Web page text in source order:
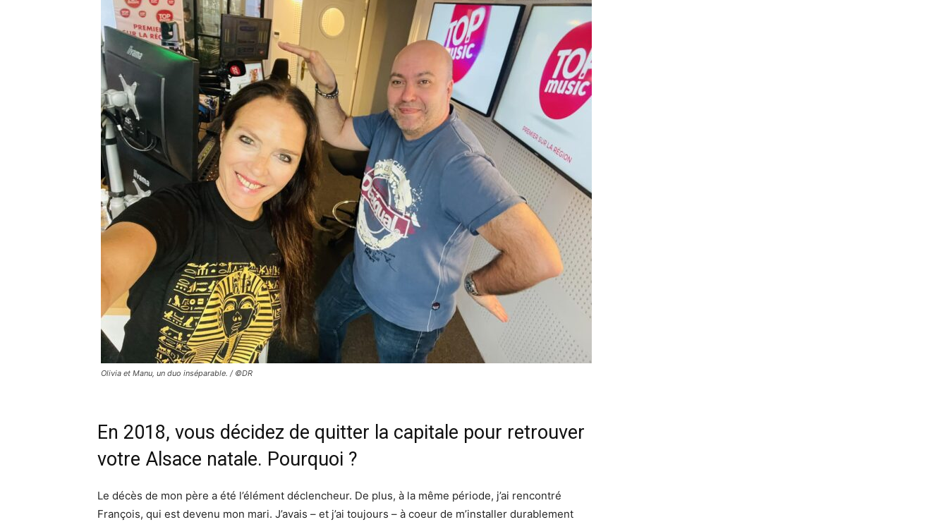
Olivia et Manu, un duo inséparable. / ©DR
En 2018, vous décidez de quitter la capitale pour retrouver
votre Alsace natale. Pourquoi ?
Le décès de mon père a été l’élément déclencheur. De plus, à la même période, j’ai rencontré
François, qui est devenu mon mari. J’avais – et j’ai toujours – à coeur de m’installer durablement